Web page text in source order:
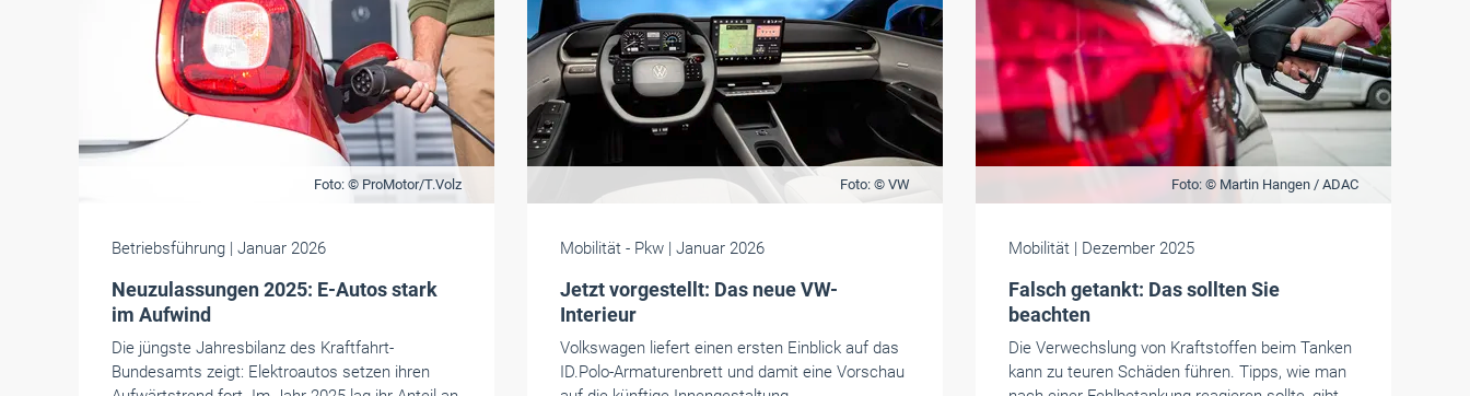
Foto: © ProMotor/T.Volz
Betriebsführung | Januar 2026
Neuzulassungen 2025: E-Autos stark
im Aufwind
Die jüngste Jahresbilanz des Kraftfahrt-
Bundesamts zeigt: Elektroautos setzen ihren
Foto: © VW
Mobilität- Pkw | Januar 2026
Jetzt vorgestellt: Das neue VW-
Interieur
Volkswagen liefert einen ersten Einblick auf das
ID.Polo-Armaturenbrett und damit eine Vorschau
Foto: © Martin Hangen / ADAC
Mobilität | Dezember 2025
Falsch getankt: Das sollten Sie
beachten
Die Verwechslung von Kraftstoffen beim Tanken
kann zu teuren Schäden führen. Tipps, wie man